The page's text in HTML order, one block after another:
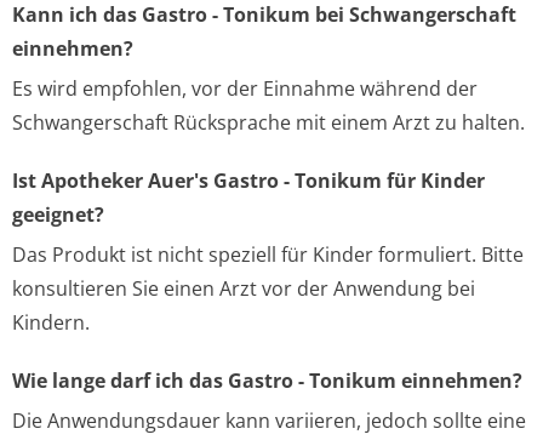
Kann ich das Gastro - Tonikum bei Schwangerschaft
einnehmen?
Es wird empfohlen, vor der Einnahme während der
Schwangerschaft Rücksprache mit einem Arzt zu halten.
Ist Apotheker Auer's Gastro - Tonikum für Kinder
geeignet?
Das Produkt ist nicht speziell für Kinder formuliert. Bitte
konsultieren Sie einen Arzt vor der Anwendung bei
Kindern.
Wie lange darf ich das Gastro - Tonikum einnehmen?
Die Anwendungsdauer kann variieren, jedoch sollte eine